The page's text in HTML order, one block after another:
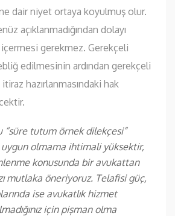
dair niyet ortaya koyulmuş olur.
açıklanmadığından dolayı
gerekmez. Gerekçeli
edilmesinin ardından gerekçeli
hazırlanmasındaki hak
“süre tutum örnek dilekçesi”
uygun olmama ihtimali yüksektir,
konusunda bir avukattan
mutlaka öneriyoruz. Telafisi güç,
ise avukatlık hizmet
için pişman olma